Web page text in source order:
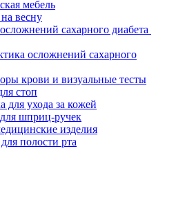
мебель
весну
сахарного диабета
осложнений сахарного
крови и визуальные тесты
стоп
для ухода за кожей
шприц-ручек
изделия
полости рта